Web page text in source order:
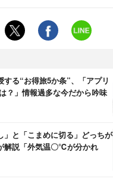
る“お得旅5か条”、「アプリ
？」情報過多な今だから吟味
」と「こまめに切る」どっちが
説「外気温〇℃が分かれ